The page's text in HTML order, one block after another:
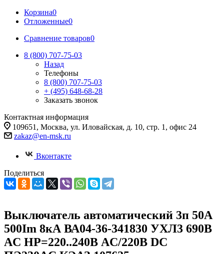
Корзина0
Отложенные0
Сравнение товаров0
8 (800) 707-75-03
Назад
Телефоны
8 (800) 707-75-03
+ (495) 648-68-28
Заказать звонок
Контактная информация
109651, Москва, ул. Иловайская, д. 10, стр. 1, офис 24
zakaz@en-msk.ru
Вконтакте
Поделиться
Выключатель автоматический 3п 50А
500Im 8кА ВА04-36-341830 УХЛ3 690В
AC НР=220..240В AC/220В DC